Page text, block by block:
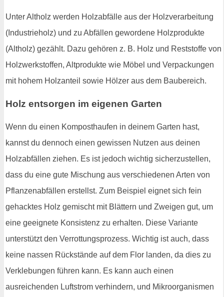
Unter Altholz werden Holzabfälle aus der Holzverarbeitung
(Industrieholz) und zu Abfällen gewordene Holzprodukte
(Altholz) gezählt. Dazu gehören z. B. Holz und Reststoffe von
Holzwerkstoffen, Altprodukte wie Möbel und Verpackungen
mit hohem Holzanteil sowie Hölzer aus dem Baubereich.
Holz entsorgen im eigenen Garten
Wenn du einen Komposthaufen in deinem Garten hast,
kannst du dennoch einen gewissen Nutzen aus deinen
Holzabfällen ziehen. Es ist jedoch wichtig sicherzustellen,
dass du eine gute Mischung aus verschiedenen Arten von
Pflanzenabfällen erstellst. Zum Beispiel eignet sich fein
gehacktes Holz gemischt mit Blättern und Zweigen gut, um
eine geeignete Konsistenz zu erhalten. Diese Variante
unterstützt den Verrottungsprozess. Wichtig ist auch, dass
keine nassen Rückstände auf dem Flor landen, da dies zu
Verklebungen führen kann. Es kann auch einen
ausreichenden Luftstrom verhindern, und Mikroorganismen